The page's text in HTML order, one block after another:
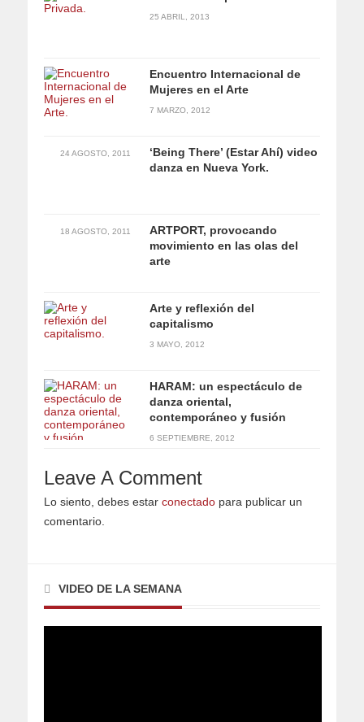
25 ABRIL, 2013
Encuentro Internacional de
Mujeres en el Arte
7 MARZO, 2012
‘Being There’ (Estar Ahí) video
danza en Nueva York.
24 AGOSTO, 2011
ARTPORT, provocando
movimiento en las olas del
arte
18 AGOSTO, 2011
Arte y reflexión del
capitalismo
3 MAYO, 2012
HARAM: un espectáculo de
danza oriental,
contemporáneo y fusión
6 SEPTIEMBRE, 2012
Leave A Comment
Lo siento, debes estar conectado para publicar un
comentario.
VIDEO DE LA SEMANA